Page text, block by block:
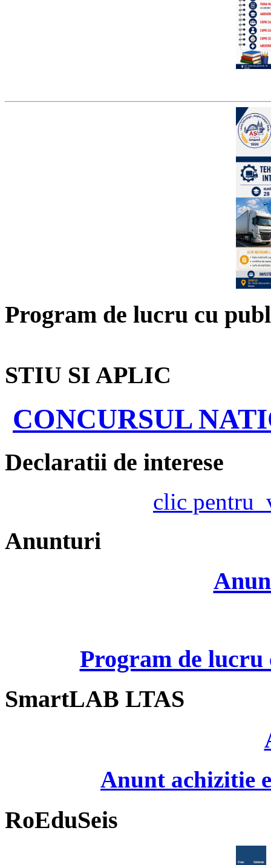
Program de lucru cu
STIU SI APLIC
CONCURSUL
Declaratii de interese
clic pentru
Anunturi
Program de
SmartLAB LTAS
Anunt achizitie
RoEduSeis